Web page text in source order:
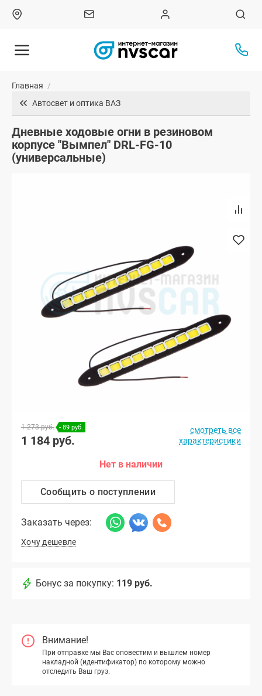
Главная /
Автосвет и оптика ВАЗ
Дневные ходовые огни в резиновом
корпусе "Вымпел" DRL-FG-10
(универсальные)
1 273 руб. - 89 руб.
1 184 руб.
смотреть все
характеристики
Нет в наличии
Сообщить о поступлении
Заказать через:
Хочу дешевле
Бонус за покупку: 119 руб.
Внимание!
При отправке мы Вас оповестим и вышлем номер
накладной (идентификатор) по которому можно
отследить Ваш груз.